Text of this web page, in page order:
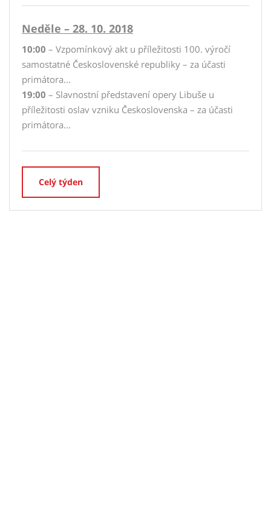
Neděle – 28. 10. 2018
10:00 – Vzpomínkový akt u příležitosti 100. výročí
samostatné Československé republiky – za účasti
primátora...
19:00 – Slavnostní představení opery Libuše u
příležitosti oslav vzniku Československa – za účasti
primátora...
Celý týden